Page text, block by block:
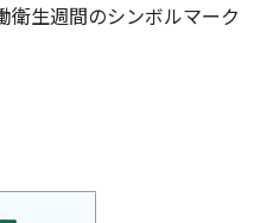
衛生週間のシンボルマーク